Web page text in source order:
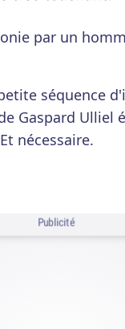
par un
séquence
Gaspard Ulliel
nécessaire.
Publicité